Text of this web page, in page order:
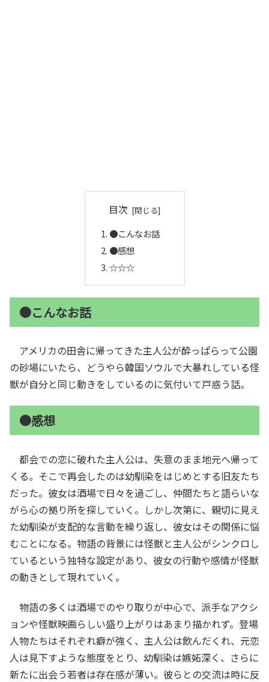
目次
●こんなお話
●感想
☆☆☆
●こんなお話
アメリカの田舎に帰ってきた主人公が酔っぱらって公園
の砂場にいたら、どうやら韓国ソウルで大暴れしている怪
獣が自分と同じ動きをしているのに気付いて戸惑う話。
●感想
都会での恋に破れた主人公は、失意のまま地元へ帰って
くる。そこで再会したのは幼馴染をはじめとする旧友たち
だった。彼女は酒場で日々を過ごし、仲間たちと語らいな
がら心の拠り所を探していく。しかし次第に、親切に見え
た幼馴染が支配的な言動を繰り返し、彼女はその関係に悩
むことになる。物語の背景には怪獣と主人公がシンクロし
ているという独特な設定があり、彼女の行動や感情が怪獣
の動きとして現れていく。
物語の多くは酒場でのやり取りが中心で、派手なアクシ
ョンや怪獣映画らしい盛り上がりはあまり描かれず。登場
人物たちはそれぞれ癖が強く、主人公は飲んだくれ、元恋
人は見下すような態度をとり、幼馴染は嫉妬深く、さらに
新たに出会う若者は存在感が薄い。彼らとの交流は時に反